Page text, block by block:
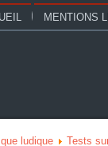
MENTIONS
ludique Tests